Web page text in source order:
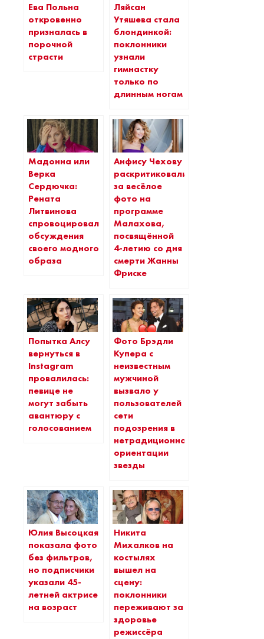
Ева Польна
откровенно
призналась в
порочной
страсти
Ляйсан
Утяшева стала
блондинкой:
поклонники
узнали
гимнастку
только по
длинным ногам
Мадонна или
Верка
Сердючка:
Рената
Литвинова
спровоцировала
обсуждения
своего модного
образа
Анфису Чехову
раскритиковали
за весёлое
фото на
программе
Малахова,
посвящённой
4-летию со дня
смерти Жанны
Фриске
Попытка Алсу
вернуться в
Instagram
провалилась:
певице не
могут забыть
авантюру с
голосованием
Фото Брэдли
Купера с
неизвестным
мужчиной
вызвало у
пользователей
сети
подозрения в
нетрадиционной
ориентации
звезды
Юлия Высоцкая
показала фото
без фильтров,
но подписчики
указали 45-
летней актрисе
на возраст
Никита
Михалков на
костылях
вышел на
сцену:
поклонники
переживают за
здоровье
режиссёра